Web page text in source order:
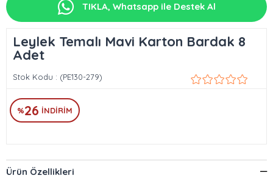
TIKLA, Whatsapp ile Destek Al
Leylek Temalı Mavi Karton Bardak 8
Adet
Stok Kodu (PE130-279)
%26 İNDIRIM
Ürün Özellikleri